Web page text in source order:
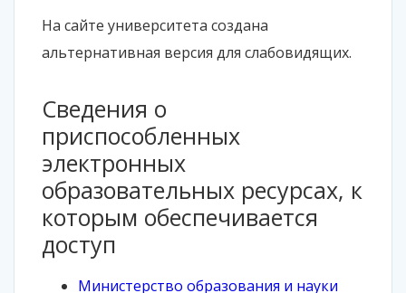
На сайте университета создана
альтернативная версия для слабовидящих.
Сведения о
приспособленных
электронных
образовательных ресурсах, к
которым обеспечивается
доступ
Министерство образования и науки